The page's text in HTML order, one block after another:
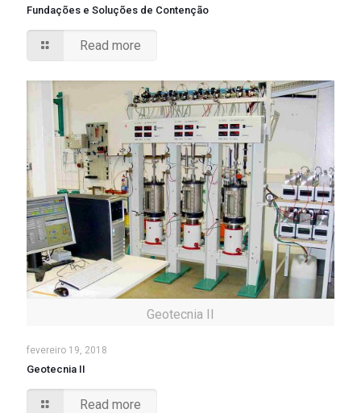
Fundações e Soluções de Contenção
Read more
Geotecnia II
fevereiro 19, 2018
Geotecnia II
Read more